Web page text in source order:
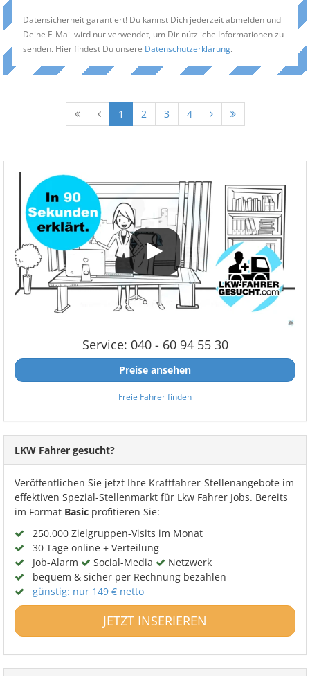
Datensicherheit garantiert! Du kannst Dich jederzeit abmelden und
Deine E-Mail wird nur verwendet, um Dir nützliche Informationen zu
senden. Hier findest Du unsere Datenschutzerklärung.
1 2 3 4
Service: 040 - 60 94 55 30
Preise ansehen
Freie Fahrer finden
LKW Fahrer gesucht?
Veröffentlichen Sie jetzt Ihre Kraftfahrer-Stellenangebote im
effektiven Spezial-Stellenmarkt für Lkw Fahrer Jobs. Bereits
im Format Basic profitieren Sie:
250.000 Zielgruppen-Visits im Monat
30 Tage online + Verteilung
Job-Alarm
Social-Media
Netzwerk
bequem & sicher per Rechnung bezahlen
günstig: nur 149 € netto
JETZT INSERIEREN